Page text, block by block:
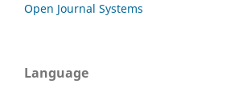
Open Journal Systems
Language